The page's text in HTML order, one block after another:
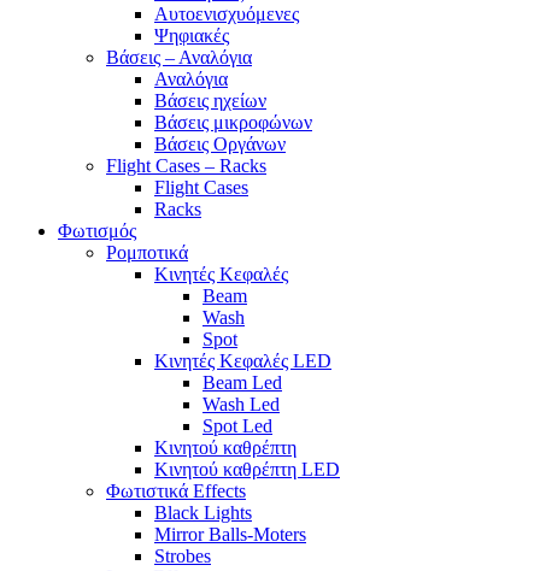
Αυτοενισχυόμενες
Ψηφιακές
Βάσεις – Αναλόγια
Αναλόγια
Βάσεις ηχείων
Βάσεις μικροφώνων
Βάσεις Οργάνων
Flight Cases – Racks
Flight Cases
Racks
Φωτισμός
Ρομποτικά
Κινητές Κεφαλές
Beam
Wash
Spot
Κινητές Κεφαλές LED
Beam Led
Wash Led
Spot Led
Κινητού καθρέπτη
Κινητού καθρέπτη LED
Φωτιστικά Effects
Black Lights
Mirror Balls-Moters
Strobes